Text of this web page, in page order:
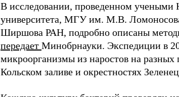
В исследовании, проведенном учеными
университета, МГУ им. М.В.
Ширшова РАН, подробно описаны
передает Минобрнауки. Экспедиции в
микроорганизмы из наростов на
Кольском заливе и окрестностях